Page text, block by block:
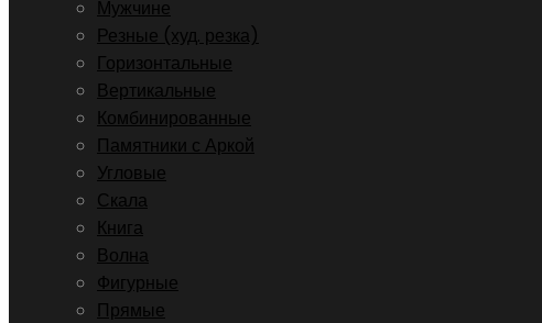
Мужчине
Резные (худ. резка)
Горизонтальные
Вертикальные
Комбинированные
Памятники с Аркой
Угловые
Скала
Книга
Волна
Фигурные
Прямые